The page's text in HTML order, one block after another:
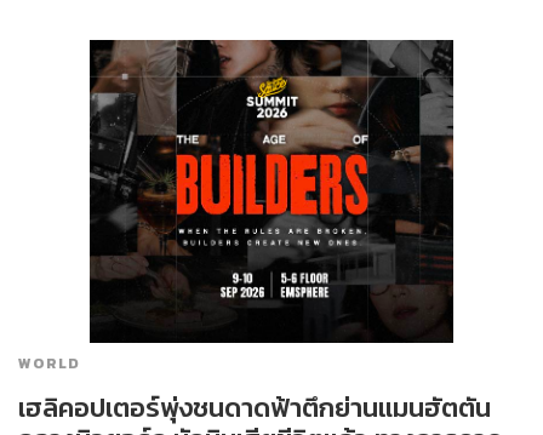
WORLD
เฮลิคอปเตอร์พุ่งชนดาดฟ้าตึกย่านแมนฮัตตัน